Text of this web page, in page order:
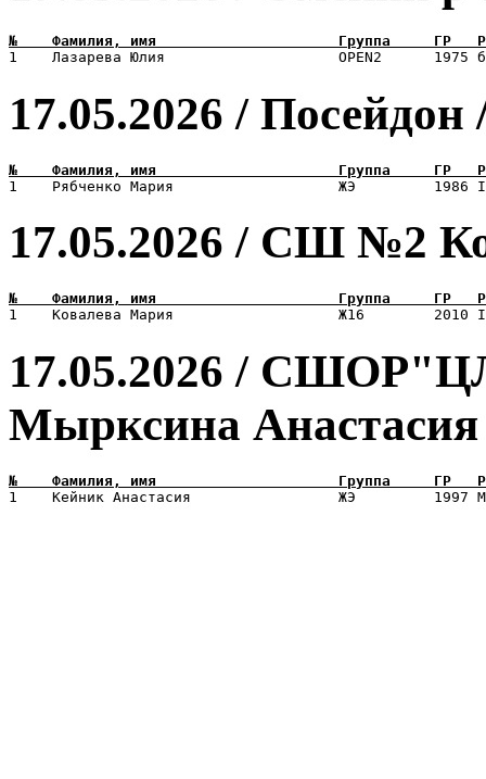
17.05.2026 /
17.05.2026 / СШ №2
17.05.2026 /
Мырксина Анастасия